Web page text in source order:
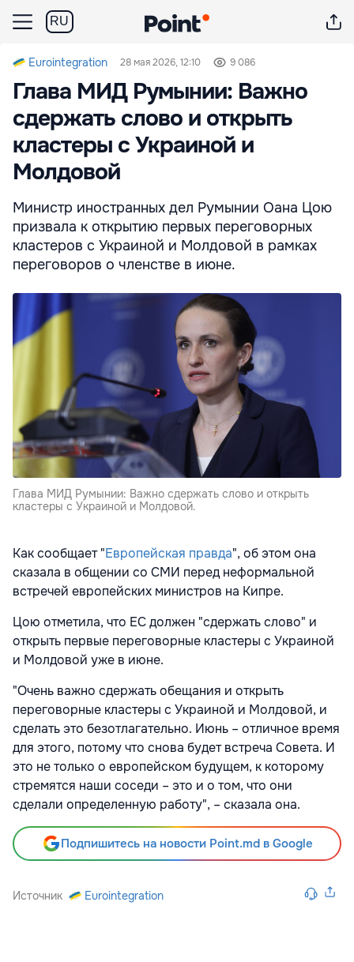
RU
Eurointegration 28 мая 2026, 12:10 9 086
Глава МИД Румынии: Важно
сдержать слово и открыть
кластеры с Украиной и
Молдовой
Министр иностранных дел Румынии Оана Цою
призвала к открытию первых переговорных
кластеров с Украиной и Молдовой в рамках
переговоров о членстве в июне.
Глава МИД Румынии: Важно сдержать слово и открыть
кластеры с Украиной и Молдовой.
Как сообщает "Европейская правда", об этом она
сказала в общении со СМИ перед неформальной
встречей европейских министров на Кипре.
Цою отметила, что ЕС должен "сдержать слово" и
открыть первые переговорные кластеры с Украиной
и Молдовой уже в июне.
"Очень важно сдержать обещания и открыть
переговорные кластеры с Украиной и Молдовой, и
сделать это безотлагательно. Июнь – отличное время
для этого, потому что снова будет встреча Совета. И
это не только о европейском будущем, к которому
стремятся наши соседи – это и о том, что они
сделали определенную работу", – сказала она.
Подпишитесь на новости Point.md в Google
Источник Eurointegration